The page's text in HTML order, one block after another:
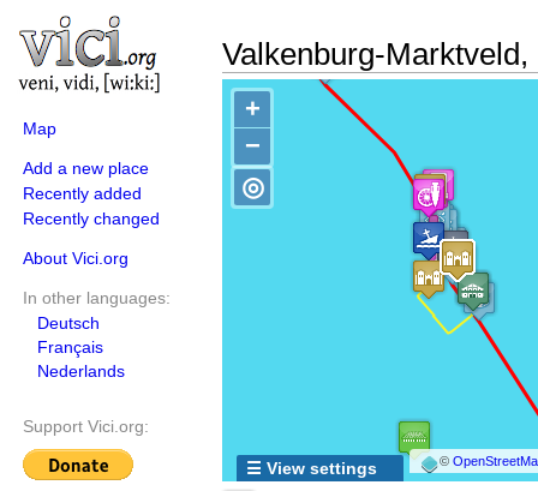
Map
Add a new place
Recently added
Recently changed
About Vici.org
In other languages:
Deutsch
Français
Nederlands
Support Vici.org:
Valkenburg-
+
−
©
◎
☰ View settings